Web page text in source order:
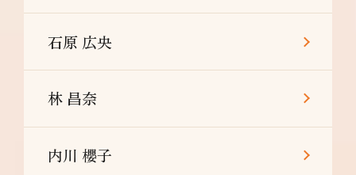
石原 広央
林 昌奈
内川 櫻子